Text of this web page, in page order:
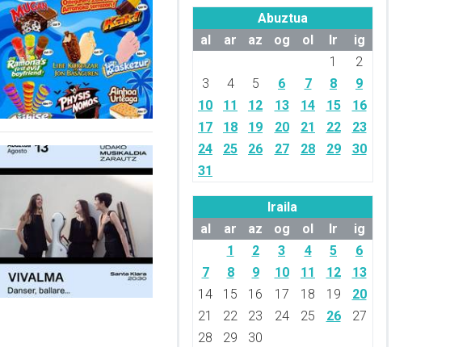
Abuztua
al
ar az og ol lr
ig
1
2
3
4 5 6 7 8
9
10
11 12 13 14 15
16
17
18 19 20 21 22
23
24
25 26 27 28 29
30
31
Iraila
al
ar az og ol lr
ig
1
2 3 4 5
6
7
8 9 10 11 12
13
14
15 16 17 18 19
20
21
22 23 24 25 26
27
28
29 30